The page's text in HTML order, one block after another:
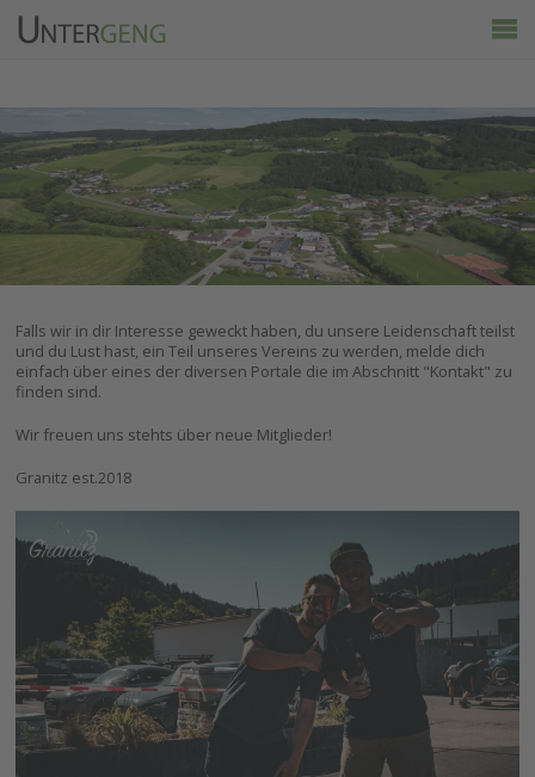
Ortsinfo
Kalender
Wirtschaft & Tourismus
Falls wir in dir Interesse geweckt haben, du unsere Leidenschaft teilst
und du Lust hast, ein Teil unseres Vereins zu werden, melde dich
einfach über eines der diversen Portale die im Abschnitt "Kontakt" zu
finden sind.
Wir freuen uns stehts über neue Mitglieder!
Granitz est.2018